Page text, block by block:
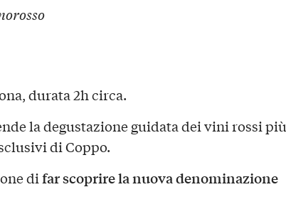
durata 2h circa.
la degustazione guidata dei vini rossi più
di Coppo.
difar scoprire la nuova denominazione